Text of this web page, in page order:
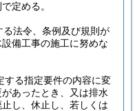
定める。
法令、条例及び規則が
備工事の施工に努めな
する指定要件の内容に変
あったとき、又は排水
し、休止し、若しくは